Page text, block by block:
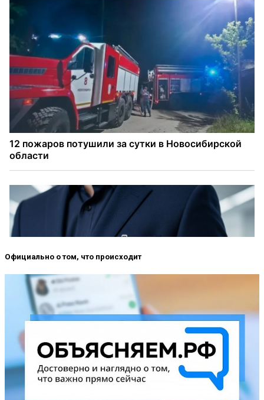
Официально о том, что происходит